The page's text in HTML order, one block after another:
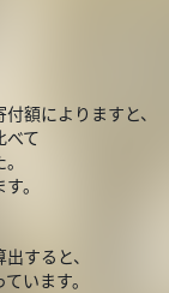
額によりますと、
べて
。
すると、
います。